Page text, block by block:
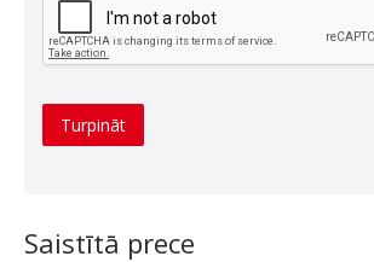
Turpināt
Saistītā prece